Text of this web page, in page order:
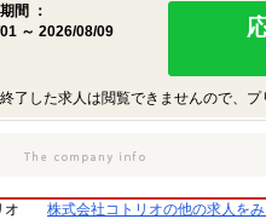
間 ：
～ 2026/08/09
了した求人は閲覧できませんので、プ
オ
株式会社コトリオの他の求人を